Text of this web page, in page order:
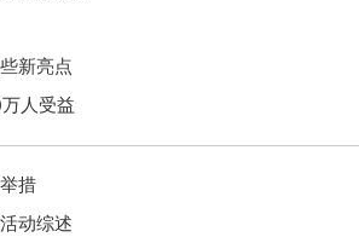
新亮点
人受益
措
动综述